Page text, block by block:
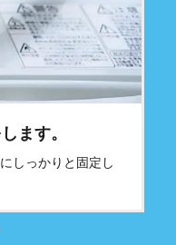
ます。
しっかりと固定し